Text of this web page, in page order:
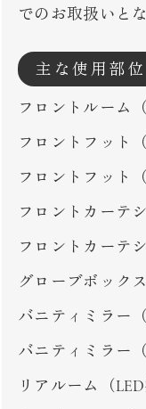
でのお取扱いと
主な使用部位
フロントルーム（
フロントフット（
フロントフット（
フロントカーテ
フロントカーテ
グローブボック
バニティミラー（
バニティミラー（
リアルーム（LED